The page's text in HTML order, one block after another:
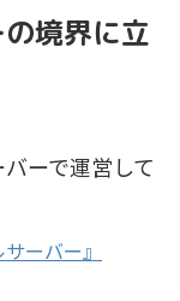
境界に立
ーで運営して
ーバー』